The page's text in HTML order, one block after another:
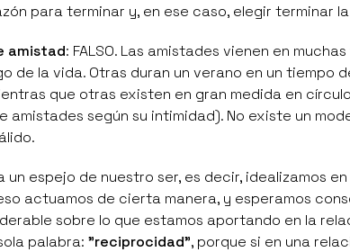
para terminar y, en ese caso, elegir terminar
amistad: FALSO. Las amistades vienen en
de la vida. Otras duran un verano en un tiempo
que otras existen en gran medida en
amistades según su intimidad). No existe un
un espejo de nuestro ser, es decir, idealizamos
actuamos de cierta manera, y esperamos
sobre lo que estamos aportando en la
palabra:"reciprocidad", porque si en una